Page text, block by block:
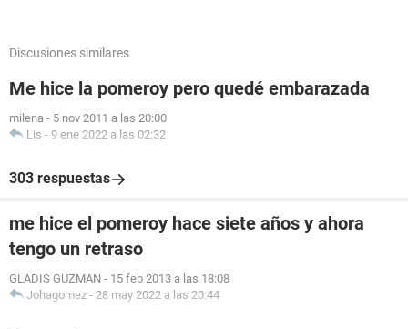
Discusiones similares
Me hice la pomeroy pero quedé embarazada
milena - 5 nov 2011 a las 20:00
Lis - 9 ene 2022 a las 02:32
303 respuestas
me hice el pomeroy hace siete años y ahora
tengo un retraso
GLADIS GUZMAN - 15 feb 2013 a las 18:08
Johagomez - 28 may 2022 a las 20:44